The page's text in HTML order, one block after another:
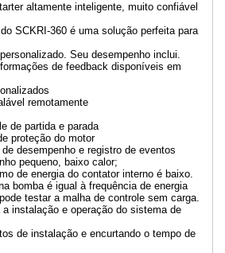
altamente inteligente, muito confiável
SCKRI-360 é uma solução perfeita para
Seu desempenho inclui.
de feedback disponíveis em
remotamente
de partida e parada
proteção do motor
desempenho e registro de eventos
pequeno, baixo calor;
de energia do contator interno é baixo.
bomba é igual à frequência de energia
testar a malha de controle sem carga.
instalação e operação do sistema de
de instalação e encurtando o tempo de